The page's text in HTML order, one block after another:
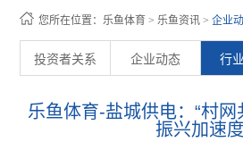
您所在位置：乐鱼体育 >乐鱼资讯 >企业
投资者关系 企业动态 行
乐鱼体育-盐城供电：“村网
振兴加速度